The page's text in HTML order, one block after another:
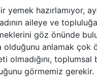
yemek hazırlamıyor,
aileye ve
göz önünde
anlamak çok
toplumsal
görmemiz gerekir.